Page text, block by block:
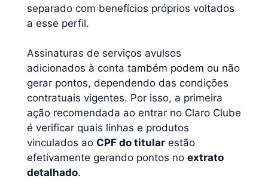
separado com benefícios próprios voltados
a esse perfil.
Assinaturas de serviços avulsos
adicionados à conta também podem ou não
gerar pontos, dependendo das condições
contratuais vigentes. Por isso, a primeira
ação recomendada ao entrar no Claro Clube
é verificar quais linhas e produtos
vinculados ao CPF do titular estão
efetivamente gerando pontos no extrato
detalhado.